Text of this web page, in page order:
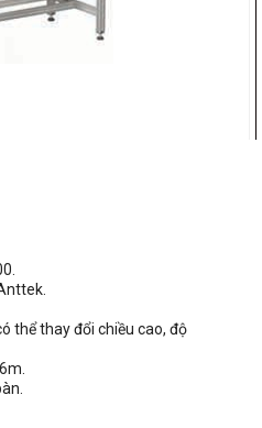
thể thay đổi chiều cao, độ